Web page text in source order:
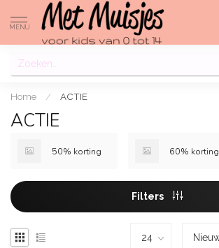
MENU
Home / ACTIE
ACTIE
50% korting 60% korting
Filters